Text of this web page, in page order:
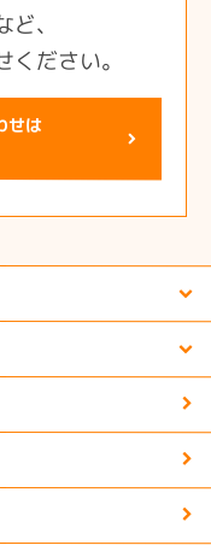
、
ださい。
せは